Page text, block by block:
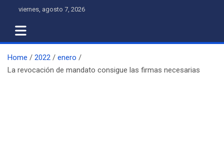
content
viernes, agosto 7, 2026
Home 2022
enero
La revocación de mandato consigue las firmas necesarias